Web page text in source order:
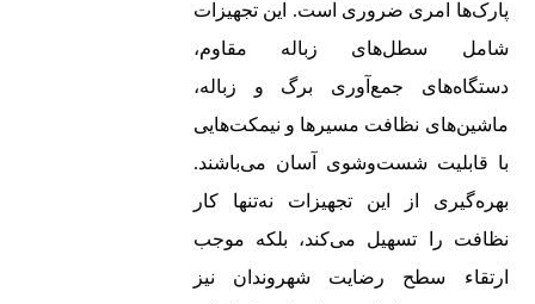
پارک‌ها امری ضروری است. این تجهیزات
شامل سطل‌های زباله مقاوم،
دستگاه‌های جمع‌آوری برگ و زباله،
ماشین‌های نظافت مسیرها و نیمکت‌هایی
با قابلیت شست‌وشوی آسان می‌باشند.
بهره‌گیری از این تجهیزات نه‌تنها کار
نظافت را تسهیل می‌کند، بلکه موجب
ارتقاء سطح رضایت شهروندان نیز